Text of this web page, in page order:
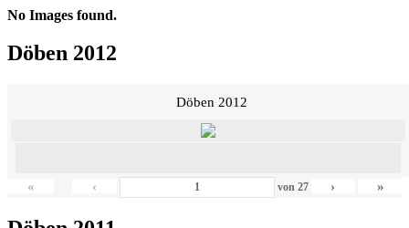
No Images found.
Döben 2012
Döben 2012
« ‹ von 27 › »